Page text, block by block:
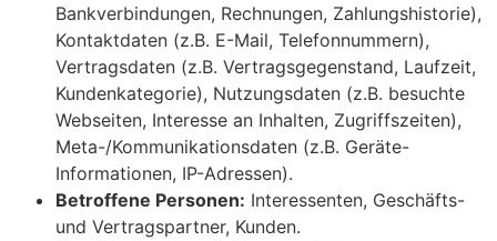
Bankverbindungen, Rechnungen, Zahlungshistorie),
Kontaktdaten (z.B. E-Mail, Telefonnummern),
Vertragsdaten (z.B. Vertragsgegenstand, Laufzeit,
Kundenkategorie), Nutzungsdaten (z.B. besuchte
Webseiten, Interesse an Inhalten, Zugriffszeiten),
Meta-/Kommunikationsdaten (z.B. Geräte-
Informationen, IP-Adressen).
Betroffene Personen: Interessenten, Geschäfts-
und Vertragspartner, Kunden.